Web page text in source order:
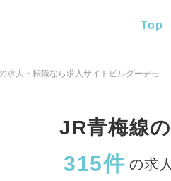
Top
求人・転職なら求人サイトビルダーデモ
JR青梅線
315件 の求